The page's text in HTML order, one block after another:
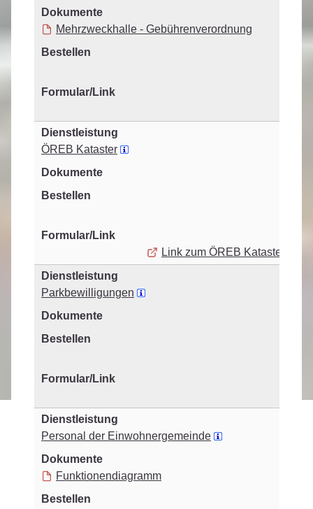
Mehrzweckhalle - Gebührenverordnung
ÖREB Kataster
Link zum ÖREB Kataster
Parkbewilligungen
Personal der Einwohnergemeinde
Funktionendiagramm